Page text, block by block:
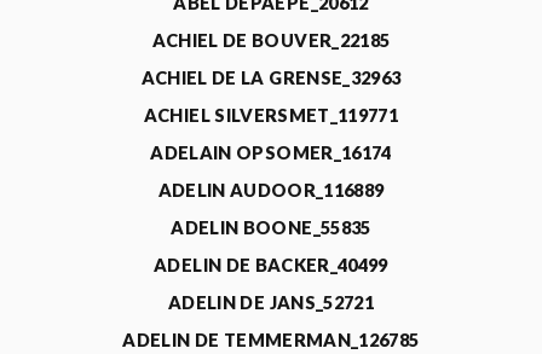
ACHIEL DE BOUVER_22185
ACHIEL DE LA GRENSE_32963
ACHIEL SILVERSMET_119771
ADELAIN OPSOMER_16174
ADELIN AUDOOR_116889
ADELIN BOONE_55835
ADELIN DE BACKER_40499
ADELIN DE JANS_52721
ADELIN DE TEMMERMAN_126785